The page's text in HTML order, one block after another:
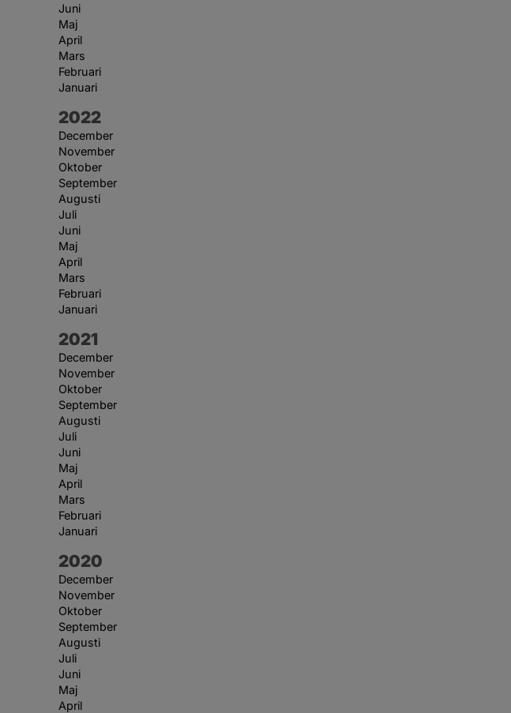
Juni
Maj
April
Mars
Februari
Januari
År:
2022
December
November
Oktober
September
Augusti
Juli
Juni
Maj
April
Mars
Februari
Januari
År:
2021
December
November
Oktober
September
Augusti
Juli
Juni
Maj
April
Mars
Februari
Januari
År:
2020
December
November
Oktober
September
Augusti
Juli
Juni
Maj
April